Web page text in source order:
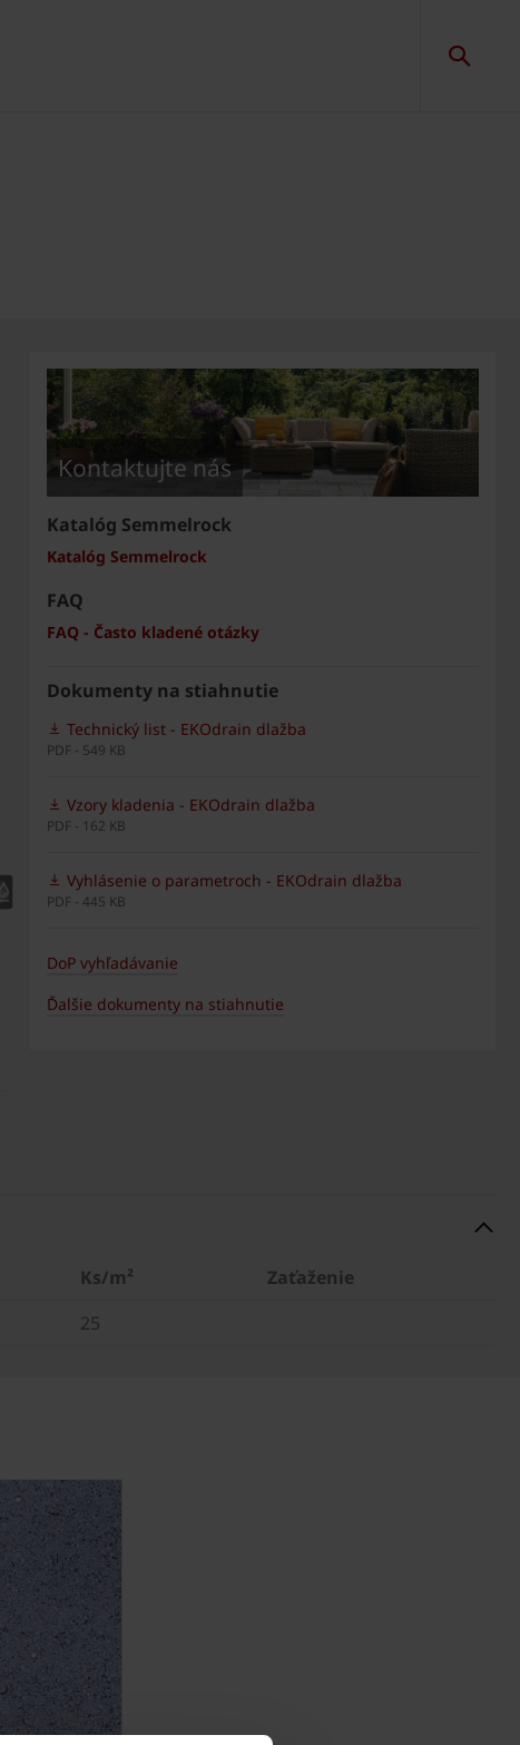
Kontaktujte nás
Katalóg Semmelrock
Katalóg Semmelrock
FAQ
FAQ - Často kladené otázky
Dokumenty na stiahnutie
Technický list - EKOdrain dlažba
PDF - 549 KB
Vzory kladenia - EKOdrain dlažba
PDF - 162 KB
Vyhlásenie o parametroch - EKOdrain dlažba
PDF - 445 KB
DoP vyhľadávanie
Ďalšie dokumenty na stiahnutie
Ks/m²
Zaťaženie
25